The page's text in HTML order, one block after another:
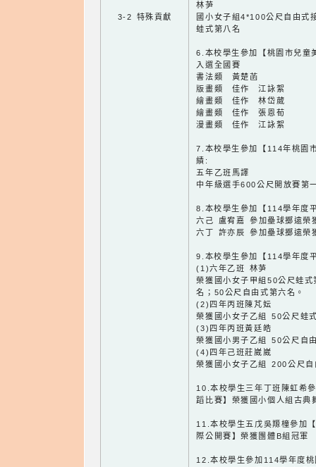
3-2 特殊貢獻
林芛
國小女子組4*100公尺自由式
蛙式第八名
6.本校學生參加【桃園市兒童
入選全國賽
書法類 黃楚菡
版畫類 佳作 江詠絮
繪畫類 佳作 林岱葳
繪畫類 佳作 張恩荀
漫畫類 佳作 江詠絮
7.本校學生參加【114年桃園
績:
五年乙班馬譯
中年級選手600公尺開放賽第
8.本校學生參加【114學年度
六己 盧宥嘉 參加壘球擲遠榮
六丁 許亦辰 參加壘球擲遠榮
9.本校學生參加【114學年度
(1)六年乙班 林芛
榮獲國小女子甲組50公尺蛙
名；50公尺自由式第六名。
(2)四年丙班陳芃妘
榮獲國小女子乙組 50公尺蛙
(3)四年丙班黃廷皓
榮獲國小男子乙組 50公尺自
(4)四年己班莊崴崴
榮獲國小女子乙組 200公尺自
10.本校學生三年丁班陳虹希
蹈比賽】榮獲國小個人組古典
11.本校學生五戊吳羱橦參加
際公開賽】榮獲團體B組冠軍
12.本校學生參加114學年度